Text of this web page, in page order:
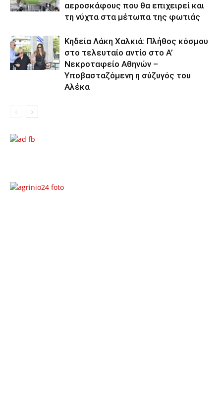
αεροσκάφους που θα επιχειρεί και
τη νύχτα στα μέτωπα της φωτιάς
Κηδεία Λάκη Χαλκιά: Πλήθος κόσμου
στο τελευταίο αντίο στο Α’
Νεκροταφείο Αθηνών –
Υποβασταζόμενη η σύζυγός του
Αλέκα